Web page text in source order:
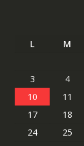
L M
3
4
10
11
17
18
24
25